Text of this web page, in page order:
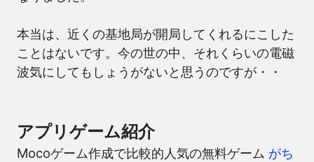
本当は、近くの基地局が開局してくれるにこした
ことはないです。今の世の中、それくらいの電磁
波気にしてもしょうがないと思うのですが・・
アプリゲーム紹介
Mocoゲーム作成で比較的人気の無料ゲーム がち